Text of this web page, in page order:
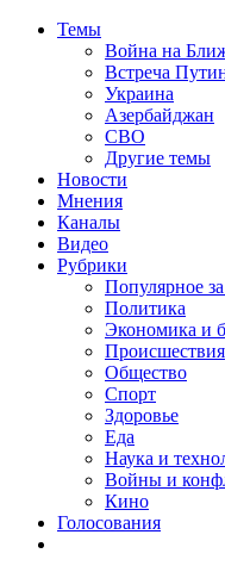
Темы
Война на
Встреча
Украина
Азербайджан
СВО
Другие темы
Новости
Мнения
Каналы
Видео
Рубрики
Популярное
Политика
Экономика и
Происшествия
Общество
Спорт
Здоровье
Еда
Наука и
Войны и
Кино
Голосования